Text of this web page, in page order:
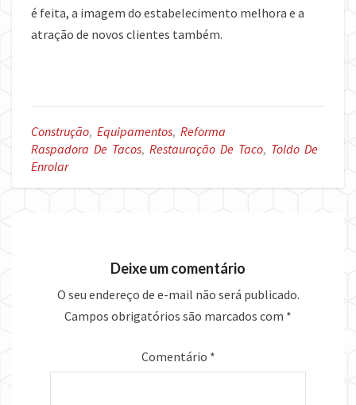
é feita, a imagem do estabelecimento melhora e a
atração de novos clientes também.
Construção, Equipamentos, Reforma
Raspadora De Tacos, Restauração De Taco, Toldo De
Enrolar
Deixe um comentário
O seu endereço de e-mail não será publicado.
Campos obrigatórios são marcados com *
Comentário *